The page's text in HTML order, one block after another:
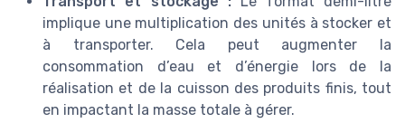
implique une multiplication des unités à stocker et
à transporter. Cela peut augmenter la
consommation d’eau et d’énergie lors de la
réalisation et de la cuisson des produits finis, tout
en impactant la masse totale à gérer.